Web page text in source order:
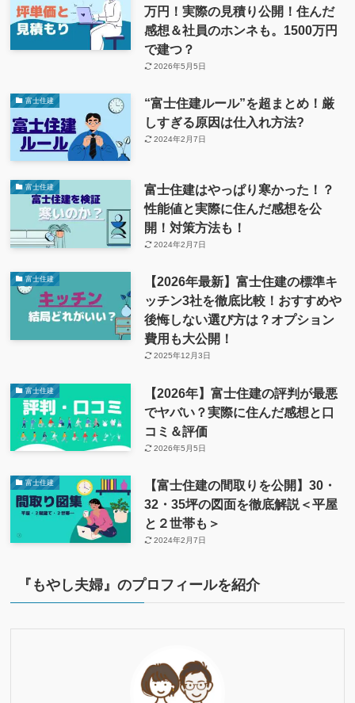
万円！実際の見積り公開！住んだ
感想＆社員のホンネも。1500万円
で建つ？
2026年5月5日
富士住建
“富士住建ルール”を超まとめ！厳
しすぎる原因は仕入れ方法?
2024年2月7日
富士住建
富士住建はやっぱり寒かった！？
性能値と実際に住んだ感想を公
開！対策方法も！
2024年2月7日
富士住建
【2026年最新】富士住建の標準キ
ッチン3社を徹底比較！おすすめや
後悔しない選び方は？オプション
費用も大公開！
2025年12月3日
富士住建
【2026年】富士住建の評判が最悪
でヤバい？実際に住んだ感想と口
コミ＆評価
2026年5月5日
富士住建
【富士住建の間取りを公開】30・
32・35坪の図面を徹底解説＜平屋
と２世帯も＞
2024年2月7日
『もやし夫婦』のプロフィールを紹介